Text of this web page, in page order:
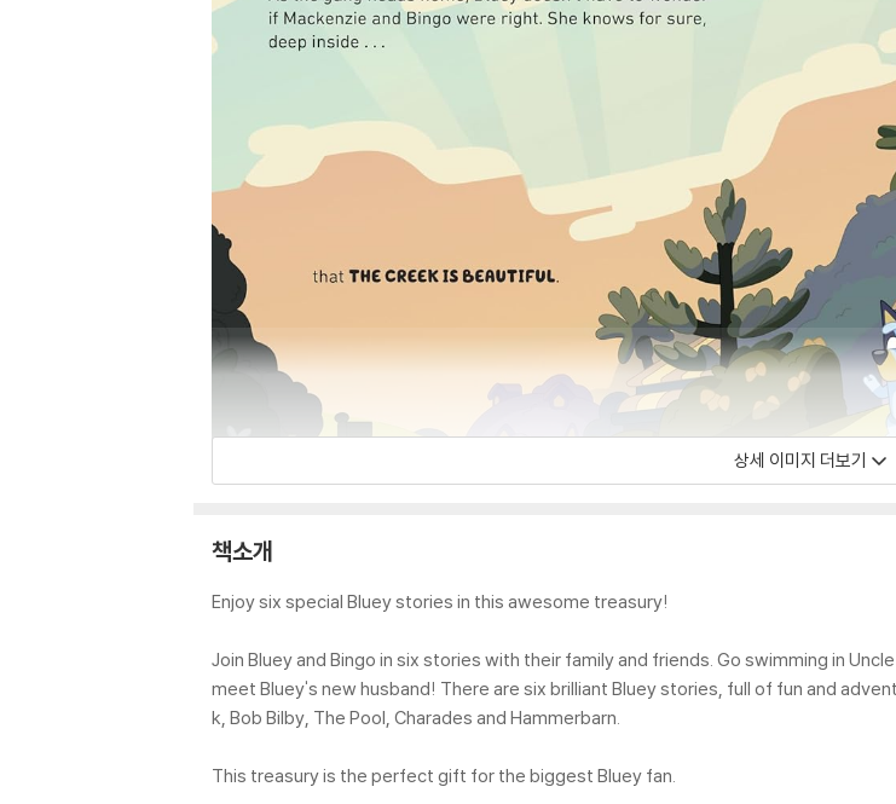
상세 이미지 더보기
책소개
Enjoy six special Bluey stories in this awesome treasury!
Join Bluey and Bingo in six stories with their family and friends. Go swimming in
meet Bluey's new husband! There are six brilliant Bluey stories, full of fun and
k, Bob Bilby, The Pool, Charades and Hammerbarn.
This treasury is the perfect gift for the biggest Bluey fan.